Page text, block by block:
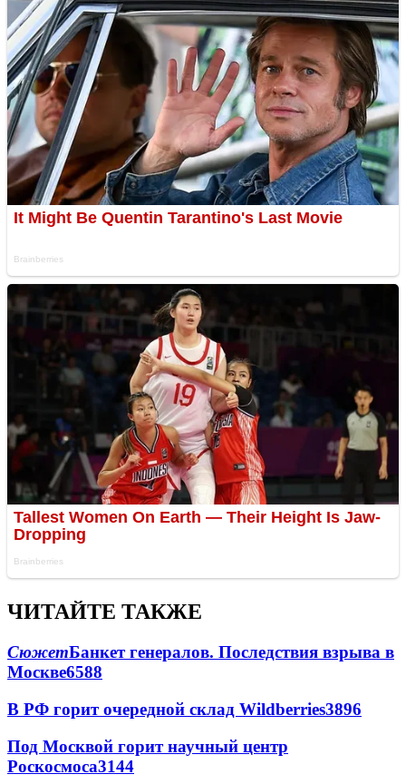
ЧИТАЙТЕ ТАКЖЕ
СюжетБанкет генералов. Последствия взрыва в
Москве6588
В РФ горит очередной склад Wildberries3896
Под Москвой горит научный центр
Роскосмоса3144